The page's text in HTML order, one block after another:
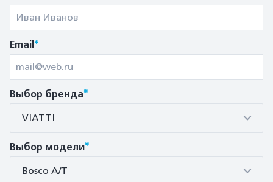
Email*
Выбор бренда*
VIATTI
Выбор модели*
Bosco A/T